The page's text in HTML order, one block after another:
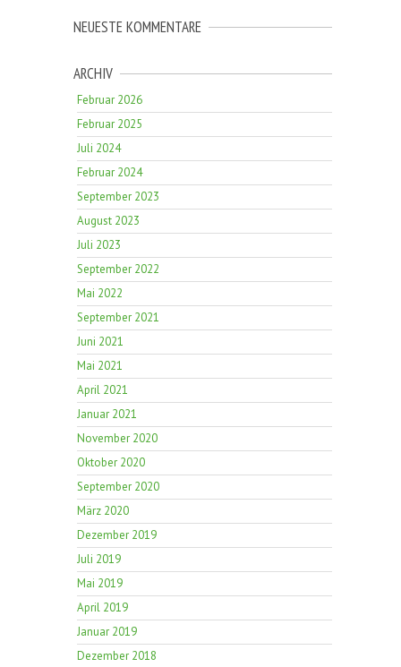
NEUESTE KOMMENTARE
ARCHIV
Februar 2026
Februar 2025
Juli 2024
Februar 2024
September 2023
August 2023
Juli 2023
September 2022
Mai 2022
September 2021
Juni 2021
Mai 2021
April 2021
Januar 2021
November 2020
Oktober 2020
September 2020
März 2020
Dezember 2019
Juli 2019
Mai 2019
April 2019
Januar 2019
Dezember 2018